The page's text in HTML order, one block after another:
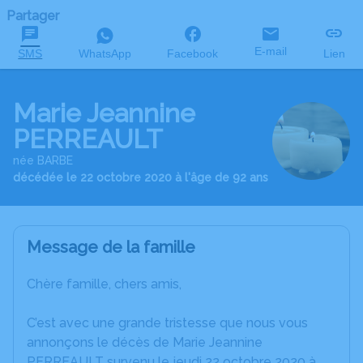
Partager
SMS WhatsApp Facebook E-mail Lien
Marie Jeannine
PERREAULT
née BARBE
décédée le 22 octobre 2020 à l'âge de 92 ans
Message de la famille
Chère famille, chers amis,
C’est avec une grande tristesse que nous vous
annonçons le décès de Marie Jeannine